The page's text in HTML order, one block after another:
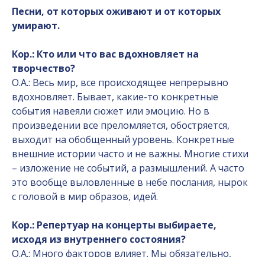
Песни, от которых оживают и от которых
умирают.
Кор.: Кто или что вас вдохновляет на
творчество?
О.А.: Весь мир, все происходящее непрерывно
вдохновляет. Бывает, какие-то конкретные
события навеяли сюжет или эмоцию. Но в
произведении все преломляется, обостряется,
выходит на обобщенный уровень. Конкретные
внешние истории часто и не важны. Многие стихи
– изложение не событий, а размышлений. А часто
это вообще выловленные в небе послания, нырок
с головой в мир образов, идей.
Кор.: Репертуар на концерты выбираете,
исходя из внутреннего состояния?
О.А.: Много факторов влияет. Мы обязательно,